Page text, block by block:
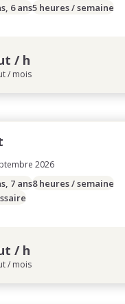
6 ans5 heures / semaine
/ h
/ mois
2026
7 ans8 heures / semaine
/ h
/ mois